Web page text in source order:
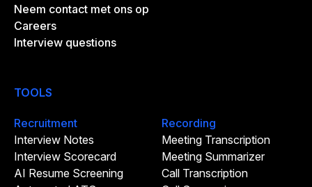
Neem contact met ons op
Careers
Interview questions
TOOLS
Recruitment
Interview Notes
Interview Scorecard
AI Resume Screening
Recording
Meeting Transcription
Meeting Summarizer
Call Transcription